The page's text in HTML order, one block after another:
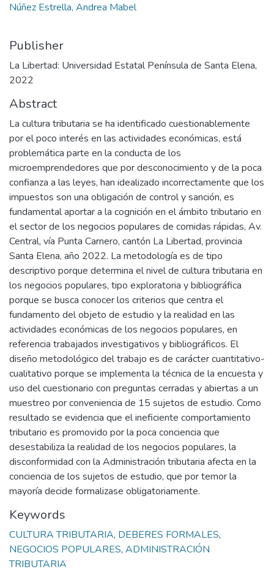
Núñez Estrella, Andrea Mabel
Publisher
La Libertad: Universidad Estatal Península de Santa Elena,
2022
Abstract
La cultura tributaria se ha identificado cuestionablemente
por el poco interés en las actividades económicas, está
problemática parte en la conducta de los
microemprendedores que por desconocimiento y de la poca
confianza a las leyes, han idealizado incorrectamente que los
impuestos son una obligación de control y sanción, es
fundamental aportar a la cognición en el ámbito tributario en
el sector de los negocios populares de comidas rápidas, Av.
Central, vía Punta Carnero, cantón La Libertad, provincia
Santa Elena, año 2022. La metodología es de tipo
descriptivo porque determina el nivel de cultura tributaria en
los negocios populares, tipo exploratoria y bibliográfica
porque se busca conocer los criterios que centra el
fundamento del objeto de estudio y la realidad en las
actividades económicas de los negocios populares, en
referencia trabajados investigativos y bibliográficos. El
diseño metodológico del trabajo es de carácter cuantitativo-
cualitativo porque se implementa la técnica de la encuesta y
uso del cuestionario con preguntas cerradas y abiertas a un
muestreo por conveniencia de 15 sujetos de estudio. Como
resultado se evidencia que el ineficiente comportamiento
tributario es promovido por la poca conciencia que
desestabiliza la realidad de los negocios populares, la
disconformidad con la Administración tributaria afecta en la
conciencia de los sujetos de estudio, que por temor la
mayoría decide formalizase obligatoriamente.
Keywords
CULTURA TRIBUTARIA, DEBERES FORMALES,
NEGOCIOS POPULARES, ADMINISTRACIÓN
TRIBUTARIA